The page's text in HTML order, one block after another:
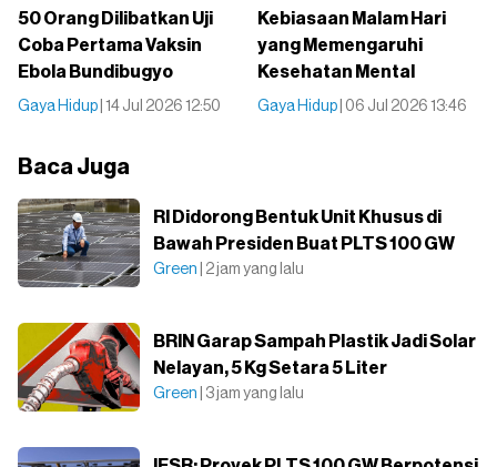
50 Orang Dilibatkan Uji
Coba Pertama Vaksin
Ebola Bundibugyo
Gaya Hidup | 14 Jul 2026 12:50
Kebiasaan Malam Hari
yang Memengaruhi
Kesehatan Mental
Gaya Hidup | 06 Jul 2026 13:46
Baca Juga
RI Didorong Bentuk Unit Khusus di
Bawah Presiden Buat PLTS 100 GW
Green | 2 jam yang lalu
BRIN Garap Sampah Plastik Jadi Solar
Nelayan, 5 Kg Setara 5 Liter
Green | 3 jam yang lalu